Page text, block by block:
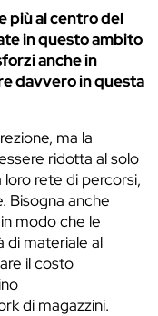
più al centro del
in questo ambito
anche in
davvero in questa
ma la
ridotta al solo
rete di percorsi,
Bisogna anche
modo che le
di materiale al
il costo
di magazzini.